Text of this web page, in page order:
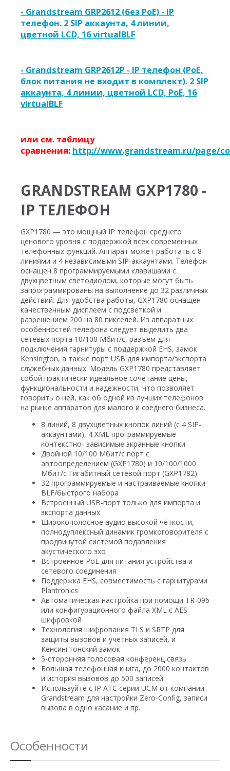
- Grandstream GRP2612 (без PoE) - IP
телефон. 2 SIP аккаунта, 4 линии,
цветной LCD, 16 virtualBLF
- Grandstream GRP2612P - IP телефон (PoE,
блок питания не входит в комплект). 2 SIP
аккаунта, 4 линии, цветной LCD, PoE, 16
virtualBLF
или см. таблицу
сравнения: http://www.grandstream.ru/page/
GRANDSTREAM GXP1780 -
IP ТЕЛЕФОН
GXP1780 — это мощный IP телефон среднего
ценового уровня с поддержкой всех современных
телефонных функций. Аппарат может работать с 8
линиями и 4 независимыми SIP-аккаунтами. Телефон
оснащен 8 программируемыми клавишами с
двухцветным светодиодом, которые могут быть
запрограммированы на выполнение до 32 различных
действий. Для удобства работы, GXP1780 оснащен
качественным дисплеем с подсветкой и
разрешением 200 на 80 пикселей. Из аппаратных
особенностей телефона следует выделить два
сетевых порта 10/100 Мбит/с, разъем для
подключения гарнитуры с поддержкой EHS, замок
Kensington, а также порт USB для импорта/экспорта
служебных данных. Модель GXP1780 представляет
собой практически идеальное сочетание цены,
функциональности и надежности, что позволяет
говорить о ней, как об одной из лучших телефонов
на рынке аппаратов для малого и среднего бизнеса.
8 линий, 8 двухцветных кнопок линий (с 4 SIP-
аккаунтами), 4 XML программируемые
контекстно- зависимые экранные кнопки
Двойной 10/100 Мбит/с порт с
автоопределением (GXP1780) и 10/100/1000
Мбит/с Гигабитный сетевой порт (GXP1782)
32 программируемые и настраиваемые кнопки
BLF/быстрого набора
Встроенный USB-порт только для импорта и
экспорта данных
Широкополосное аудио высокой чёткости,
полнодуплексный динамик громкоговорителя с
продвинутой системой подавления
акустического эхо
Встроенное PoE для питания устройства и
сетевого соединения
Поддержка EHS, совместимость с гарнитурами
Plantronics
Автоматическая настройка при помощи TR-096
или конфигурационного файла XML с AES
шифровкой
Технология шифрования TLS и SRTP для
защиты вызовов и учётных записей, и
Кенсингтонский замок
5-сторонняя голосовая конференц связь
Большая телефонная книга, до 2000 контактов
и история вызовов до 500 записей
Используйте с IP АТС серии UCM от компании
Grandstream для настройки Zero-Config, записи
вызова в одно касание и пр.
Особенности